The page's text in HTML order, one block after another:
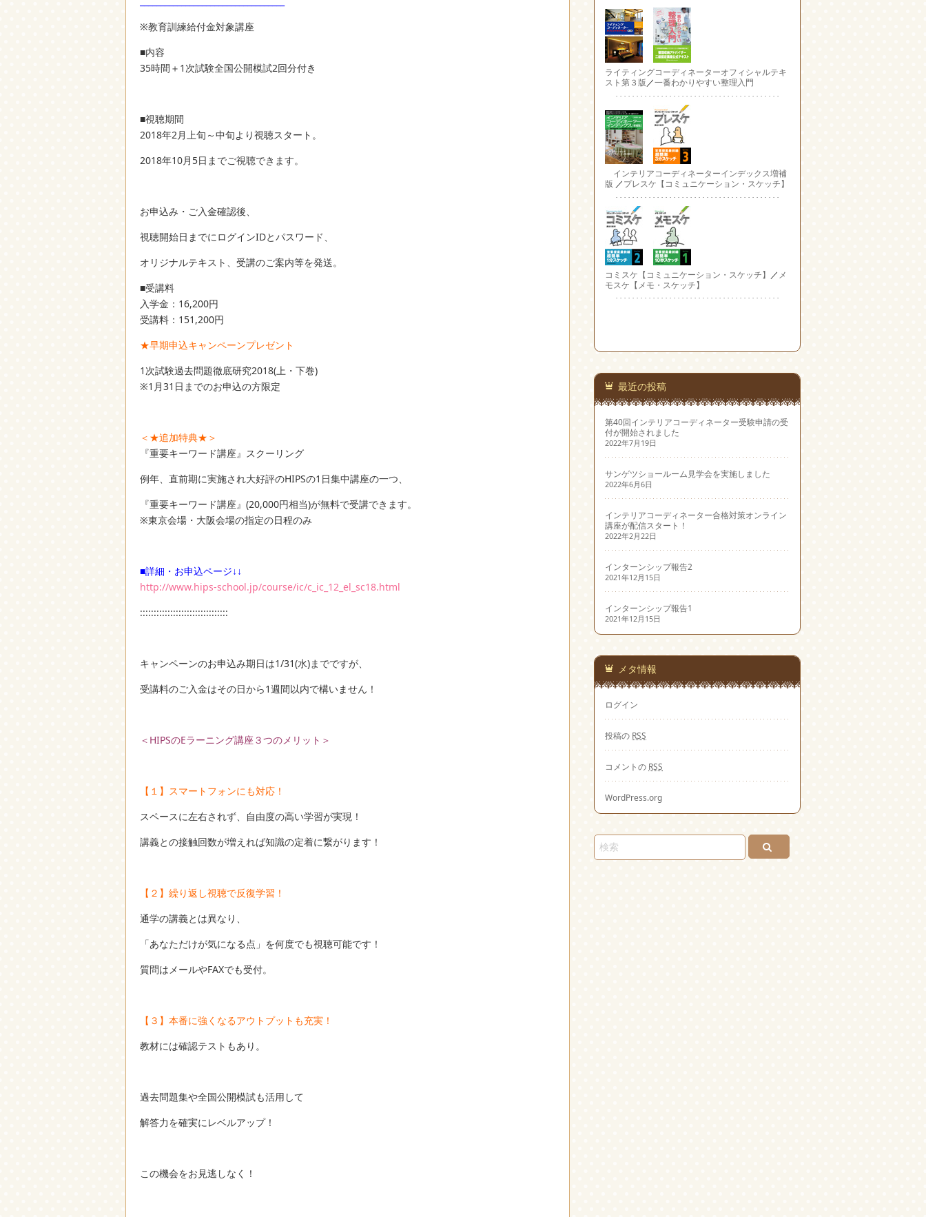
※教育訓練給付金対象講座
■内容
35時間＋1次試験全国公開模試2回分付き
■視聴期間
2018年2月上旬～中旬より視聴スタート。
2018年10月5日までご視聴できます。
お申込み・ご入金確認後、
視聴開始日までにログインIDとパスワード、
オリジナルテキスト、受講のご案内等を発送。
■受講料
入学金：16,200円
受講料：151,200円
★早期申込キャンペーンプレゼント
1次試験過去問題徹底研究2018(上・下巻)
※1月31日までのお申込の方限定
＜★追加特典★＞
『重要キーワード講座』スクーリング
例年、直前期に実施され大好評のHIPSの1日集中講座の一つ、
『重要キーワード講座』(20,000円相当)が無料で受講できます。
※東京会場・大阪会場の指定の日程のみ
■詳細・お申込ページ↓↓
http://www.hips-school.jp/course/ic/c_ic_12_el_sc18.html
::::::::::::::::::::::::::::::::
キャンペーンのお申込み期日は1/31(水)までですが、
受講料のご入金はその日から1週間以内で構いません！
＜HIPSのEラーニング講座３つのメリット＞
【１】スマートフォンにも対応！
スペースに左右されず、自由度の高い学習が実現！
講義との接触回数が増えれば知識の定着に繋がります！
【２】繰り返し視聴で反復学習！
通学の講義とは異なり、
「あなただけが気になる点」を何度でも視聴可能です！
質問はメールやFAXでも受付。
【３】本番に強くなるアウトプットも充実！
教材には確認テストもあり。
過去問題集や全国公開模試も活用して
解答力を確実にレベルアップ！
この機会をお見逃しなく！
ライティングコーディネーターオフィシャルテキ
スト第３版 ／一番わかりやすい整理入門
インテリアコーディネーターインデックス増補
版 ／プレスケ【コミュニケーション・スケッチ】
コミスケ【コミュニケーション・スケッチ】 ／ メ
モスケ【メモ・スケッチ】
最近の投稿
第40回インテリアコーディネーター受験申請の受
付が開始されました
2022年7月19日
サンゲツショールーム見学会を実施しました
2022年6月6日
インテリアコーディネーター合格対策オンライン
講座が配信スタート！
2022年2月22日
インターンシップ報告2
2021年12月15日
インターンシップ報告1
2021年12月15日
メタ情報
ログイン
投稿の RSS
コメントの RSS
WordPress.org